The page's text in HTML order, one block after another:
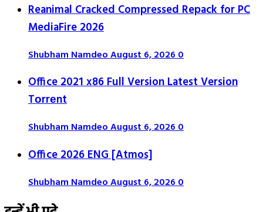
Reanimal Cracked Compressed Repack for PC
MediaFire 2026
Shubham NamdeoAugust 6, 20260
Office 2021 x86 Full Version Latest Version
Tоrrеnt
Shubham NamdeoAugust 6, 20260
Office 2026 ENG [Atmos]
Shubham NamdeoAugust 6, 20260